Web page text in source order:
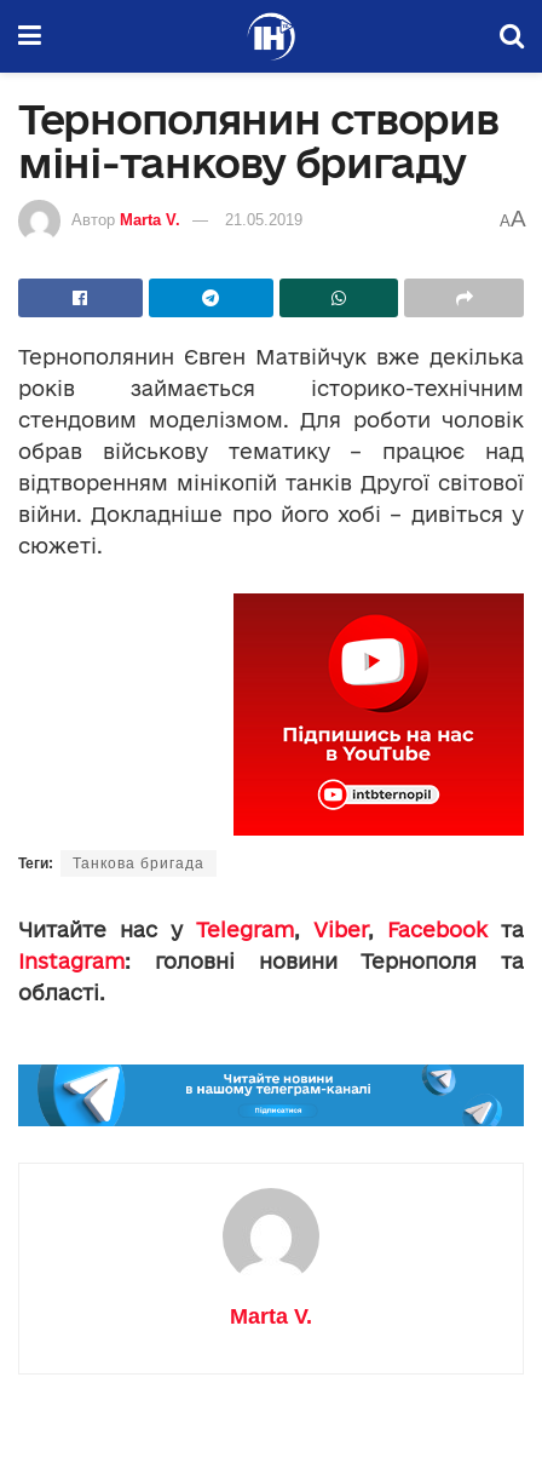
Тернополянин створив
міні-танкову бригаду
Автор Marta V. 21.05.2019 AA
Тернополянин Євген Матвійчук вже декілька
років займається історико-технічним
стендовим моделізмом. Для роботи чоловік
обрав військову тематику – працює над
відтворенням мінікопій танків Другої світової
війни. Докладніше про його хобі – дивіться у
сюжеті.
Теги: Танкова бригада
Читайте нас у Telegram, Viber, Facebookта
Instagram: головні новини Тернополя та
області.
Marta V.